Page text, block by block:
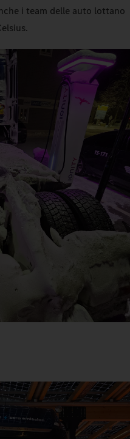
i team delle auto lottano